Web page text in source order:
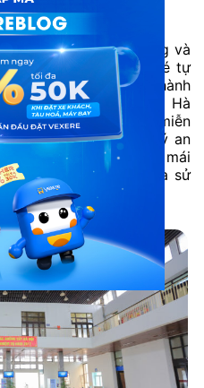
ga Hà Nội rất đa dạng và
chờ rộng rãi, phòng vé tự
quốc tế dành cho hành
quốc tế. Ngoài ra, ga Hà
vụ tiện ích như wifi miễn
khu vực gửi hành lý an
thuận tiện và thoải mái
vé tàu ga Hà Nội và sử